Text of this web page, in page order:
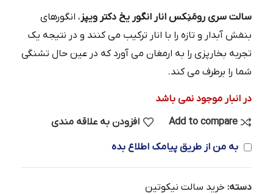
سالت سری رومَنِکس انار انگور یخ دکتر ویپز ، انگورهای
بنفش آبدار و تازه را با انار ترکیب می کنند و در نتیجه یک
تجربه بخارپزی را به ارمغان می آورد که در عین حال تشنگی
شما را برطرف می کند.
در انبار موجود نمی باشد
Add to compare
افزودن به علاقه مندی
به من از طریق پیامک اطلاع بده
دسته: خرید سالت نیکوتین